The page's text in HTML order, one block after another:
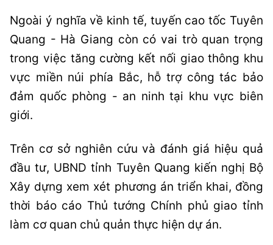
Ngoài ý nghĩa về kinh tế, tuyến cao tốc Tuyên
Quang - Hà Giang còn có vai trò quan trọng
trong việc tăng cường kết nối giao thông khu
vực miền núi phía Bắc, hỗ trợ công tác bảo
đảm quốc phòng - an ninh tại khu vực biên
giới.
Trên cơ sở nghiên cứu và đánh giá hiệu quả
đầu tư, UBND tỉnh Tuyên Quang kiến nghị Bộ
Xây dựng xem xét phương án triển khai, đồng
thời báo cáo Thủ tướng Chính phủ giao tỉnh
làm cơ quan chủ quản thực hiện dự án.